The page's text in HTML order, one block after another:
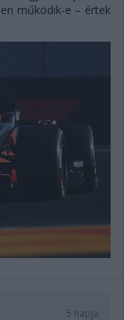
működik-e – értek
5 napja